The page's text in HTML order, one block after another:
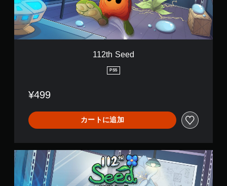
d
112th Seed
PS5
¥499
カートに追加
1
1